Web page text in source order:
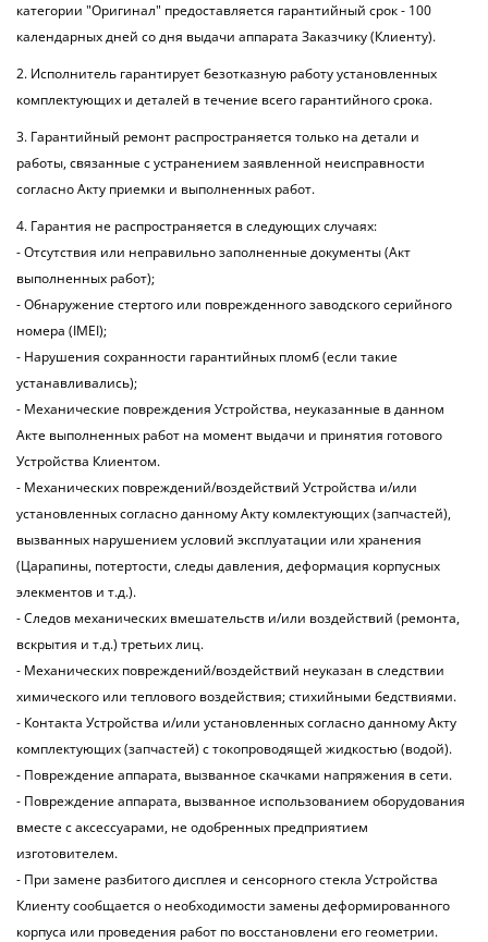
категории "Оригинал" предоставляется гарантийный срок - 100
календарных дней со дня выдачи аппарата Заказчику (Клиенту).
2. Исполнитель гарантирует безотказную работу установленных
комплектующих и деталей в течение всего гарантийного срока.
3. Гарантийный ремонт распространяется только на детали и
работы, связанные с устранением заявленной неисправности
согласно Акту приемки и выполненных работ.
4. Гарантия не распространяется в следующих случаях:
- Отсутствия или неправильно заполненные документы (Акт
выполненных работ);
- Обнаружение стертого или поврежденного заводского серийного
номера (IMEI);
- Нарушения сохранности гарантийных пломб (если такие
устанавливались);
- Механические повреждения Устройства, неуказанные в данном
Акте выполненных работ на момент выдачи и принятия готового
Устройства Клиентом.
- Механических повреждений/воздействий Устройства и/или
установленных согласно данному Акту комлектующих (запчастей),
вызванных нарушением условий эксплуатации или хранения
(Царапины, потертости, следы давления, деформация корпусных
элекментов и т.д.).
- Следов механических вмешательств и/или воздействий (ремонта,
вскрытия и т.д.) третьих лиц.
- Механических повреждений/воздействий неуказан в следствии
химического или теплового воздействия; стихийными бедствиями.
- Контакта Устройства и/или установленных согласно данному Акту
комплектующих (запчастей) с токопроводящей жидкостью (водой).
- Повреждение аппарата, вызванное скачками напряжения в сети.
- Повреждение аппарата, вызванное использованием оборудования
вместе с аксессуарами, не одобренных предприятием
изготовителем.
- При замене разбитого дисплея и сенсорного стекла Устройства
Клиенту сообщается о необходимости замены деформированного
корпуса или проведения работ по восстановлени его геометрии.